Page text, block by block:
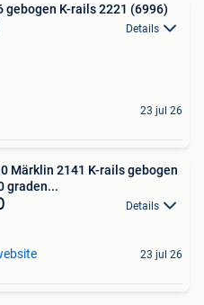
gebogen K-rails 2221 (6996)
Details
23 jul 26
Märklin 2141 K-rails gebogen
graden...
Details
23 jul 26